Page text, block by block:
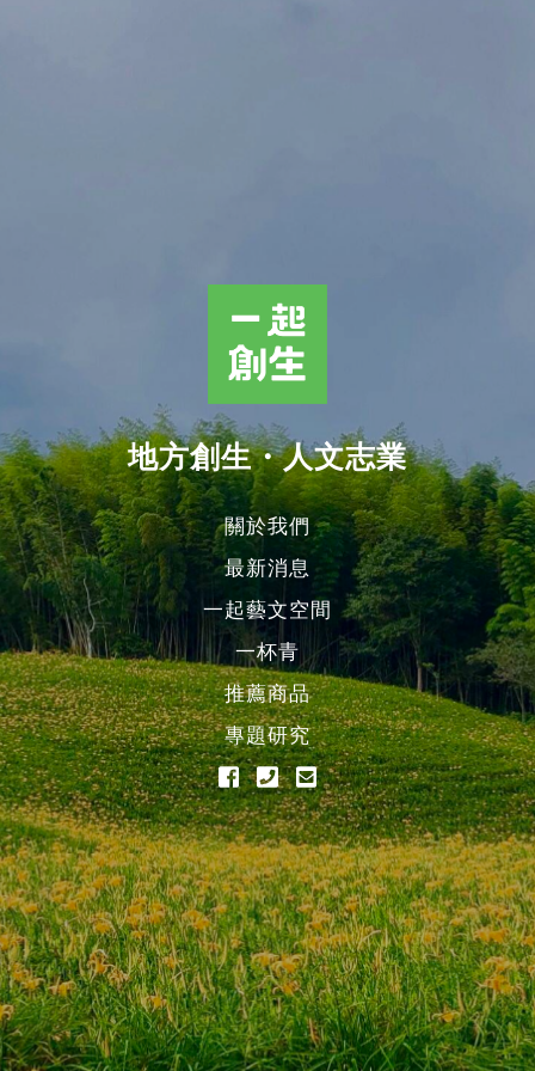
地方創生・人文志業
關於我們
最新消息
一起藝文空間
一杯青
推薦商品
專題研究